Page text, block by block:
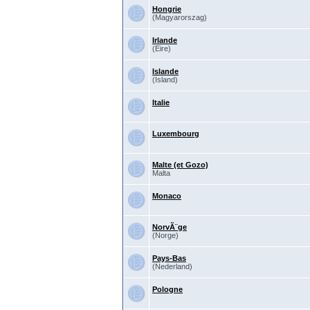
Hongrie
(Magyarorszag)
Irlande
(Eire)
Islande
(Island)
Italie
Luxembourg
Malte (et Gozo)
Malta
Monaco
NorvÃ¨ge
(Norge)
Pays-Bas
(Nederland)
Pologne